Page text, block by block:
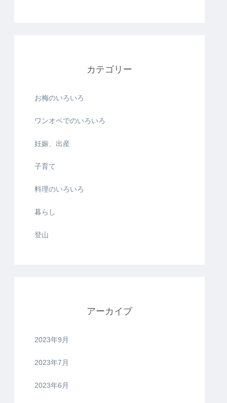
カテゴリー
お梅のいろいろ
ワンオペでのいろいろ
妊娠、出産
子育て
料理のいろいろ
暮らし
登山
アーカイブ
2023年9月
2023年7月
2023年6月